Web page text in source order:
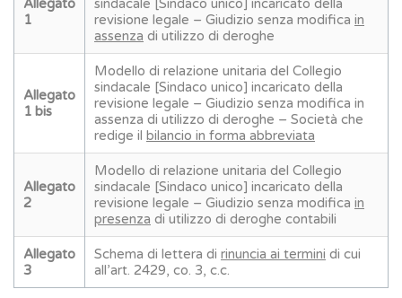
Allegato
1
sindacale [Sindaco unico] incaricato della
revisione legale – Giudizio senza modifica in
assenza di utilizzo di deroghe
Allegato
1 bis
Modello di relazione unitaria del Collegio
sindacale [Sindaco unico] incaricato della
revisione legale – Giudizio senza modifica in
assenza di utilizzo di deroghe – Società che
redige il bilancio in forma abbreviata
Allegato
2
Modello di relazione unitaria del Collegio
sindacale [Sindaco unico] incaricato della
revisione legale – Giudizio senza modifica in
presenza di utilizzo di deroghe contabili
Allegato
3
Schema di lettera di rinuncia ai termini di cui
all’art. 2429, co. 3, c.c.